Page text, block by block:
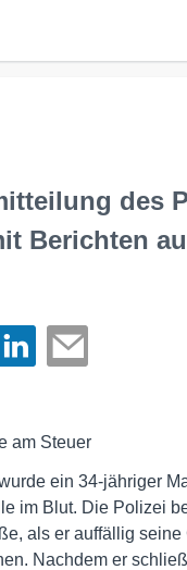
des
Berichten
am Steuer
ein 34-jähriger
im Blut. Die Polizei
als er auffällig
Nachdem er